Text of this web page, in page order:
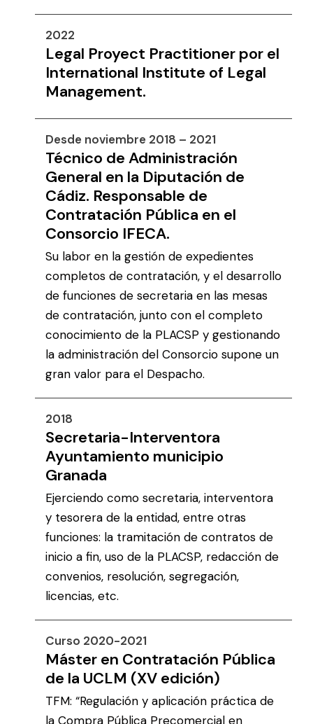
2022
Legal Proyect Practitioner por el
International Institute of Legal
Management.
Desde noviembre 2018 – 2021
Técnico de Administración
General en la Diputación de
Cádiz. Responsable de
Contratación Pública en el
Consorcio IFECA.
Su labor en la gestión de expedientes
completos de contratación, y el desarrollo
de funciones de secretaria en las mesas
de contratación, junto con el completo
conocimiento de la PLACSP y gestionando
la administración del Consorcio supone un
gran valor para el Despacho.
2018
Secretaria-Interventora
Ayuntamiento municipio
Granada
Ejerciendo como secretaria, interventora
y tesorera de la entidad, entre otras
funciones: la tramitación de contratos de
inicio a fin, uso de la PLACSP, redacción de
convenios, resolución, segregación,
licencias, etc.
Curso 2020-2021
Máster en Contratación Pública
de la UCLM (XV edición)
TFM: “Regulación y aplicación práctica de
la Compra Pública Precomercial en